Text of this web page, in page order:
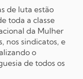
de luta estão
toda a classe
da Mulher
nos sindicatos, e
o
de todos os